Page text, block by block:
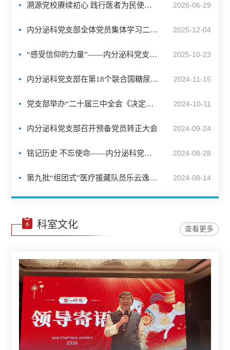
溯源党校赓续初心 践行医者为民使命 ——内分泌科党支部赴中央党校校史馆开展联合党建主题党日活动 2026-06-29
内分泌科党支部全体党员集体学习二十届四中全会精神 2025-12-04
“感受信仰的力量”——内分泌科党支部参观中国农机院主题党日活动 2025-10-23
内分泌科党支部在第18个联合国糖尿病日举办糖尿病患者教育会 2024-11-15
党支部举办“二十届三中全会《决定》精神“专题党课学习会议 2024-10-11
内分泌科党支部召开预备党员转正大会 2024-09-24
铭记历史 不忘使命——内分泌科党支部赴中国共产党历史展览馆参观活动 2024-08-28
第九批“组团式”医疗援藏队员乐云逸载誉归来 2024-08-14
科室文化 查看更多